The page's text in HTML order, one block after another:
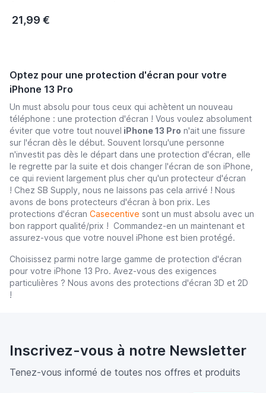
Anti-Espion - iPhone 13 /
21,99 €
Optez pour une protection d'écran pour votre
iPhone 13 Pro
Un must absolu pour tous ceux qui achètent un nouveau
téléphone : une protection d'écran ! Vous voulez absolument
éviter que votre tout nouvel iPhone 13 Pro n'ait une fissure
sur l'écran dès le début. Souvent lorsqu'une personne
n'investit pas dès le départ dans une protection d'écran, elle
le regrette par la suite et dois changer l'écran de son iPhone,
ce qui revient largement plus cher qu'un protecteur d'écran
! Chez SB Supply, nous ne laissons pas cela arrivé ! Nous
avons de bons protecteurs d'écran à bon prix. Les
protections d'écran Casecentive sont un must absolu avec un
bon rapport qualité/prix ! Commandez-en un maintenant et
assurez-vous que votre nouvel iPhone est bien protégé.
Choisissez parmi notre large gamme de protection d'écran
pour votre iPhone 13 Pro. Avez-vous des exigences
particulières ? Nous avons des protections d'écran 3D et 2D
!
Inscrivez-vous à notre Newsletter
Tenez-vous informé de toutes nos offres et produits